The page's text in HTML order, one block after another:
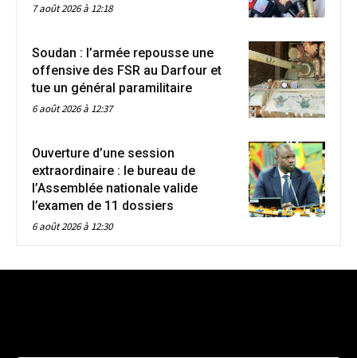
7 août 2026 à 12:18
Soudan : l’armée repousse une
offensive des FSR au Darfour et
tue un général paramilitaire
6 août 2026 à 12:37
Ouverture d’une session
extraordinaire : le bureau de
l’Assemblée nationale valide
l’examen de 11 dossiers
6 août 2026 à 12:30